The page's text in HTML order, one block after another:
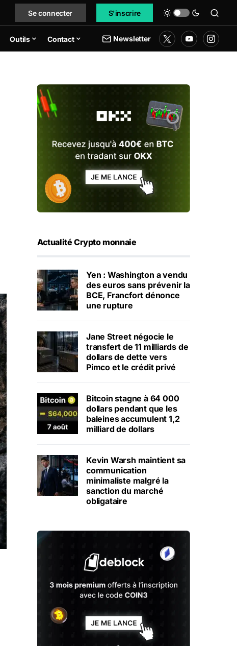
Se connecter S'inscrire
Outils Contact Newsletter
Actualité Crypto monnaie
Yen : Washington a vendu
des euros sans prévenir la
BCE, Francfort dénonce
une rupture
Jane Street négocie le
transfert de 11 milliards de
dollars de dette vers
Pimco et le crédit privé
Bitcoin stagne à 64 000
dollars pendant que les
baleines accumulent 1,2
milliard de dollars
Kevin Warsh maintient sa
communication
minimaliste malgré la
sanction du marché
obligataire